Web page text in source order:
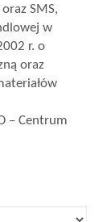
SMS,
w
r. o
oraz
– Centrum